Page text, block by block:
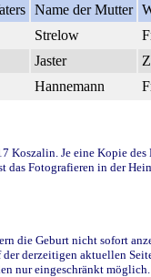
Name der Mutter
Strelow
Jaster
Hannemann
Koszalin. Je eine Kopie
Fotografieren in der
die Geburt nicht sofort
derzeitigen aktuellen
nur eingeschränkt